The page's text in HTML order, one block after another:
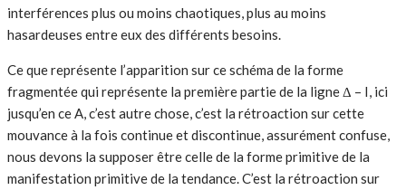
interférences plus ou moins chaotiques, plus au moins
hasardeuses entre eux des différents besoins.
Ce que représente l’apparition sur ce schéma de la forme
fragmentée qui représente la première partie de la ligne Δ – I, ici
jusqu’en ce A, c’est autre chose, c’est la rétroaction sur cette
mouvance à la fois continue et discontinue, assurément confuse,
nous devons la supposer être celle de la forme primitive de la
manifestation primitive de la tendance. C’est la rétroaction sur